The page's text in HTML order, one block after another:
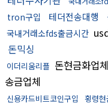
tron구입 테더전송대행
국내거래소fds출금시간
돈믹싱
이더리움리플 돈현금화업체
송금업체
신용카드비트코인구입 횡령